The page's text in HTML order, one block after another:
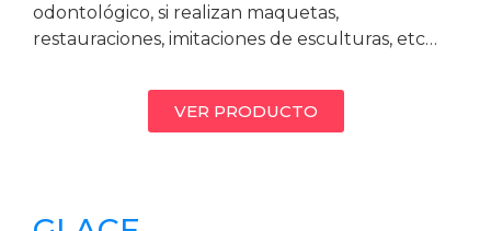
odontológico, si realizan maquetas,
restauraciones, imitaciones de esculturas, etc…
VER PRODUCTO